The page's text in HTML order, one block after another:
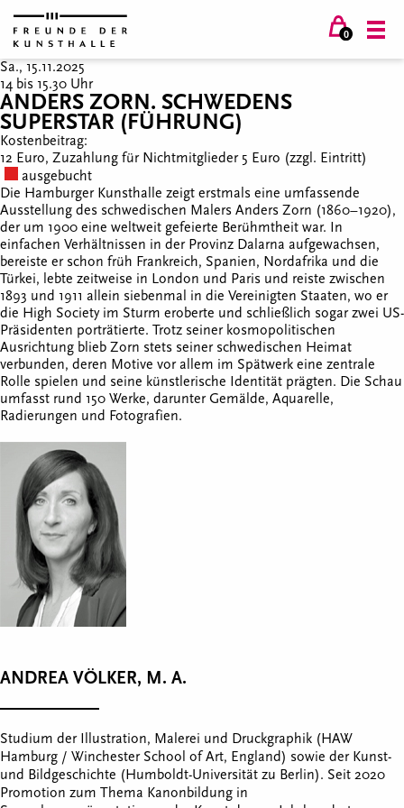
0
Sa., 15.11.2025
14 bis 15.30 Uhr
ANDERS ZORN. SCHWEDENS
SUPERSTAR (FÜHRUNG)
Kostenbeitrag:
12 Euro, Zuzahlung für Nichtmitglieder 5 Euro (zzgl. Eintritt)
ausgebucht
Die Hamburger Kunsthalle zeigt erstmals eine umfassende
Ausstellung des schwedischen Malers Anders Zorn (1860–1920),
der um 1900 eine weltweit gefeierte Berühmtheit war. In
einfachen Verhältnissen in der Provinz Dalarna aufgewachsen,
bereiste er schon früh Frankreich, Spanien, Nordafrika und die
Türkei, lebte zeitweise in London und Paris und reiste zwischen
1893 und 1911 allein siebenmal in die Vereinigten Staaten, wo er
die High Society im Sturm eroberte und schließlich sogar zwei US-
Präsidenten porträtierte. Trotz seiner kosmopolitischen
Ausrichtung blieb Zorn stets seiner schwedischen Heimat
verbunden, deren Motive vor allem im Spätwerk eine zentrale
Rolle spielen und seine künstlerische Identität prägten. Die Schau
umfasst rund 150 Werke, darunter Gemälde, Aquarelle,
Radierungen und Fotografien.
ANDREA VÖLKER, M. A.
Studium der Illustration, Malerei und Druckgraphik (HAW
Hamburg / Winchester School of Art, England) sowie der Kunst-
und Bildgeschichte (Humboldt-Universität zu Berlin). Seit 2020
Promotion zum Thema Kanonbildung in